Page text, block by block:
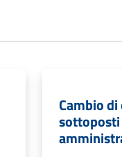
Cambio
sottoposti